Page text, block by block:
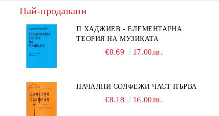
Най-продавани
П.ХАДЖИЕВ - ЕЛЕМЕНТАРНА
ТЕОРИЯ НА МУЗИКАТА
€8.69 17.00лв.
НАЧАЛНИ СОЛФЕЖИ ЧАСТ ПЪРВА
€8.18 16.00лв.